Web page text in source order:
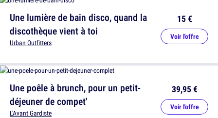
Une poêle à brunch, pour un petit-
déjeuner de compet'
L'Avant Gardiste
39,95 €
Voir l'offre
Une lumière de bain disco, quand la
discothèque vient à toi
Urban Outfitters
15 €
Voir l'offre